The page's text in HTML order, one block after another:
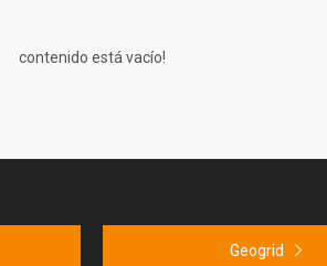
contenido está vacío!
Geogrid